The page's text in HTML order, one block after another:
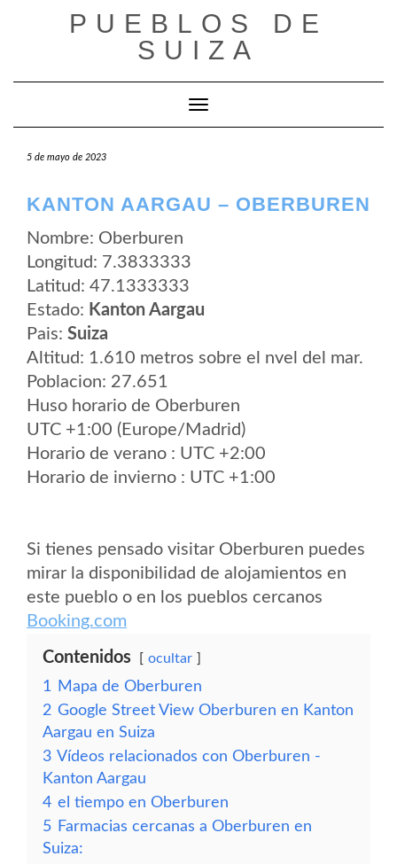
PUEBLOS DE
SUIZA
Cambiar modo de navegación
5 de mayo de 2023
KANTON AARGAU – OBERBUREN
Nombre: Oberburen
Longitud: 7.3833333
Latitud: 47.1333333
Estado: Kanton Aargau
Pais: Suiza
Altitud: 1.610 metros sobre el nvel del mar.
Poblacion: 27.651
Huso horario de Oberburen
UTC +1:00 (Europe/Madrid)
Horario de verano : UTC +2:00
Horario de invierno : UTC +1:00
Si tienes pensado visitar Oberburen puedes
mirar la disponibilidad de alojamientos en
este pueblo o en los pueblos cercanos
Booking.com
Contenidos ocultar
1
Mapa de Oberburen
2 Google Street View Oberburen en Kanton
Aargau en Suiza
3 Vídeos relacionados con Oberburen -
Kanton Aargau
4 el tiempo en Oberburen
5 Farmacias cercanas a Oberburen en
Suiza: